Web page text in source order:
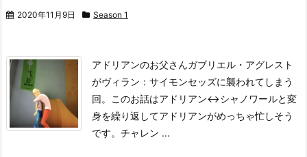
2020年11月9日 Season 1
アドリアンのお父さんガブリエル・アグレスト
がヴィラン：サイモンセッズに襲われてしまう
回。
このお話はアドリアン<->シャノワールと変
身を繰り返してアドリアンがめっちゃ忙しそう
です。 チャレン ...